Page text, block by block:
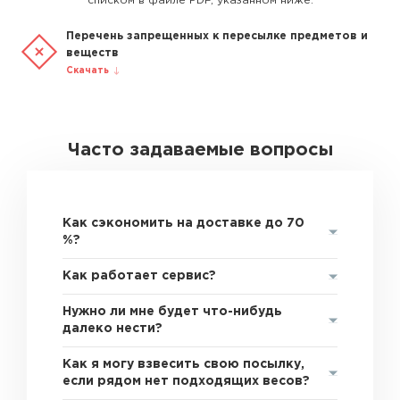
Перечень запрещенных к пересылке предметов и
веществ
Скачать
Часто задаваемые вопросы
Как сэкономить на доставке до 70
%?
Как работает сервис?
Нужно ли мне будет что-нибудь
далеко нести?
Как я могу взвесить свою посылку,
если рядом нет подходящих весов?